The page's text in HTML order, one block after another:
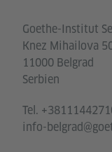
Goethe-Institut
Knez Mihailova
11000 Belgrad
Serbien
Tel.
info-